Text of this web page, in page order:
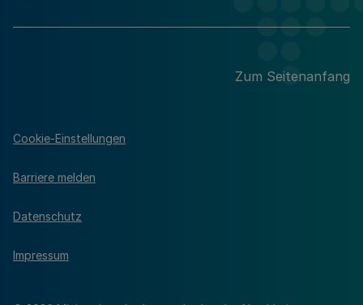
Zum Seitenanfang
Cookie-Einstellungen
Barriere melden
Datenschutz
Impressum